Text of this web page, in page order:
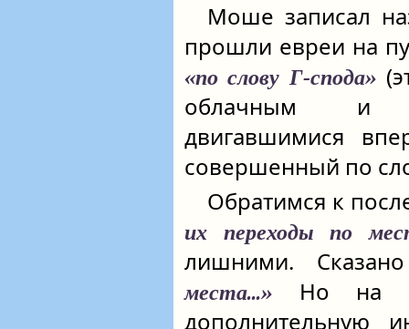
Моше записал
прошли евреи на
«по слову Г‑спода»
облачным и
двигавшимися
совершенный по
Обратимся к
их переходы по
лишними.
места...» Но на
дополнительную